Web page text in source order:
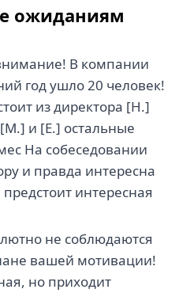
ожиданиям
В компании
год ушло 20 человек!
из директора [Н.]
и [Е.] остальные
На собеседовании
и правда интересна
интересная
не соблюдаются
вашей мотивации!
но приходит